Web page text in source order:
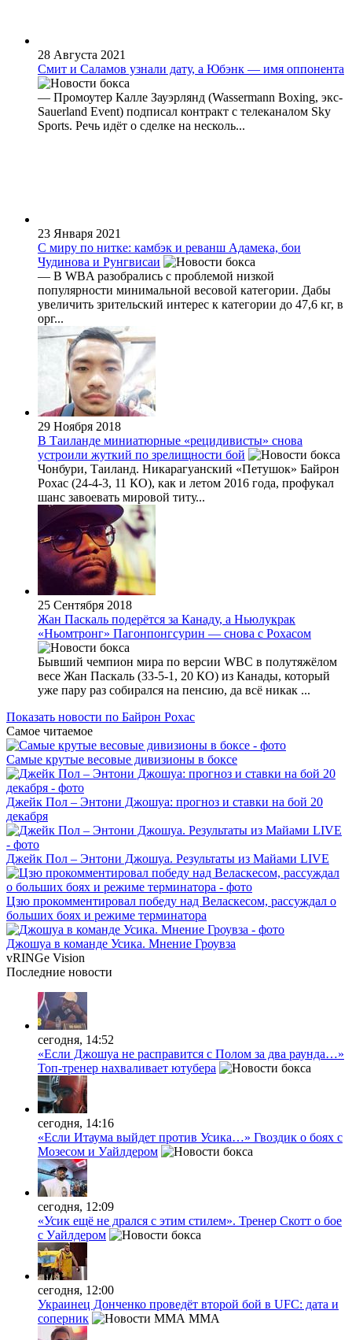
28 Августа 2021
Смит и Саламов узнали дату, а Юбэнк — имя оппонента
— Промоутер Калле Зауэрлянд (Wassermann Boxing, экс-
Sauerland Event) подписал контракт с телеканалом Sky
Sports. Речь идёт о сделке на несколь...
23 Января 2021
С миру по нитке: камбэк и реванш Адамека, бои
Чудинова и Рунгвисаи
— В WBA разобрались с проблемой низкой
популярности минимальной весовой категории. Дабы
увеличить зрительский интерес к категории до 47,6 кг, в
орг...
29 Ноября 2018
В Таиланде миниатюрные «рецидивисты» снова
устроили жуткий по зрелищности бой
Чонбури, Таиланд. Никарагуанский «Петушок» Байрон
Рохас (24-4-3, 11 КО), как и летом 2016 года, профукал
шанс завоевать мировой титу...
25 Сентября 2018
Жан Паскаль подерётся за Канаду, а Ньюлукрак
«Ньомтронг» Пагонпонгсурин — снова с Рохасом
Бывший чемпион мира по версии WBC в полутяжёлом
весе Жан Паскаль (33-5-1, 20 КО) из Канады, который
уже пару раз собирался на пенсию, да всё никак ...
Показать новости по Байрон Рохас
Самое читаемое
Самые крутые весовые дивизионы в боксе
Джейк Пол – Энтони Джошуа: прогноз и ставки на бой 20
декабря
Джейк Пол – Энтони Джошуа. Результаты из Майами LIVE
Цзю прокомментировал победу над Веласкесом, рассуждал о
больших боях и режиме терминатора
Джошуа в команде Усика. Мнение Гроувза
vRINGe Vision
Последние новости
сегодня, 14:52
«Если Джошуа не расправится с Полом за два раунда…»
Топ-тренер нахваливает ютубера
сегодня, 14:16
«Если Итаума выйдет против Усика…» Гвоздик о боях с
Мозесом и Уайлдером
сегодня, 12:09
«Усик ещё не дрался с этим стилем». Тренер Скотт о бое
с Уайлдером
сегодня, 12:00
Украинец Донченко проведёт второй бой в UFC: дата и
соперник
MMA